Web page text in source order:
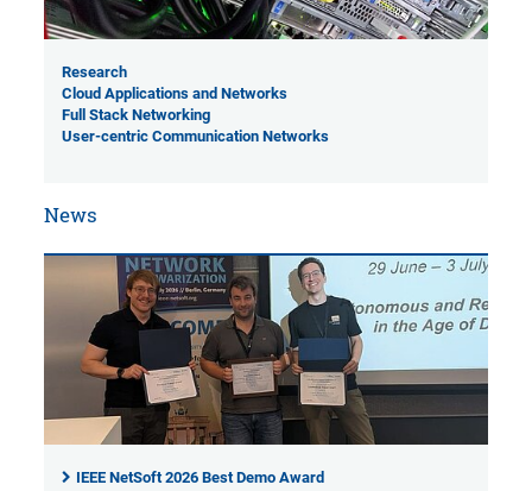
Research
Cloud Applications and Networks
Full Stack Networking
User-centric Communication Networks
News
IEEE NetSoft 2026 Best Demo Award